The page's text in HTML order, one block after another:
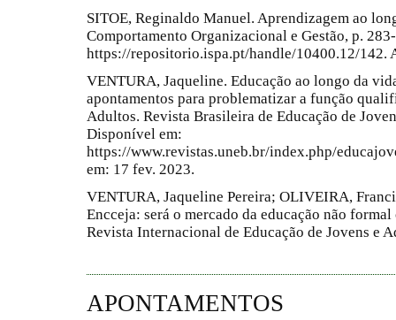
SITOE, Reginaldo Manuel. Aprendizagem ao
Comportamento Organizacional e Gestão, p.
https://repositorio.ispa.pt/handle/10400.12/142.
VENTURA, Jaqueline. Educação ao longo da
apontamentos para problematizar a função
Adultos. Revista Brasileira de Educação de
Disponível em:
https://www.revistas.uneb.br/index.php/
em: 17 fev. 2023.
VENTURA, Jaqueline Pereira; OLIVEIRA,
Encceja: será o mercado da educação não
Revista Internacional de Educação de Jovens e
APONTAMENTOS